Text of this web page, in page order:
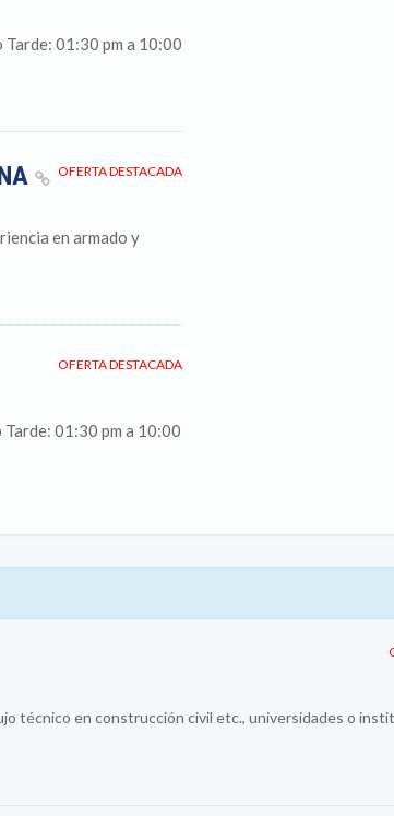
01:30 pm a 10:00
OFERTA DESTACADA
en armado y
OFERTA DESTACADA
01:30 pm a 10:00
técnico en construcción civil etc., universidades o